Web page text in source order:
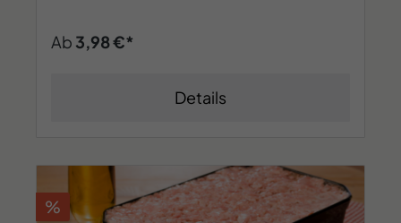
Ab 3,98 €*
Details
%